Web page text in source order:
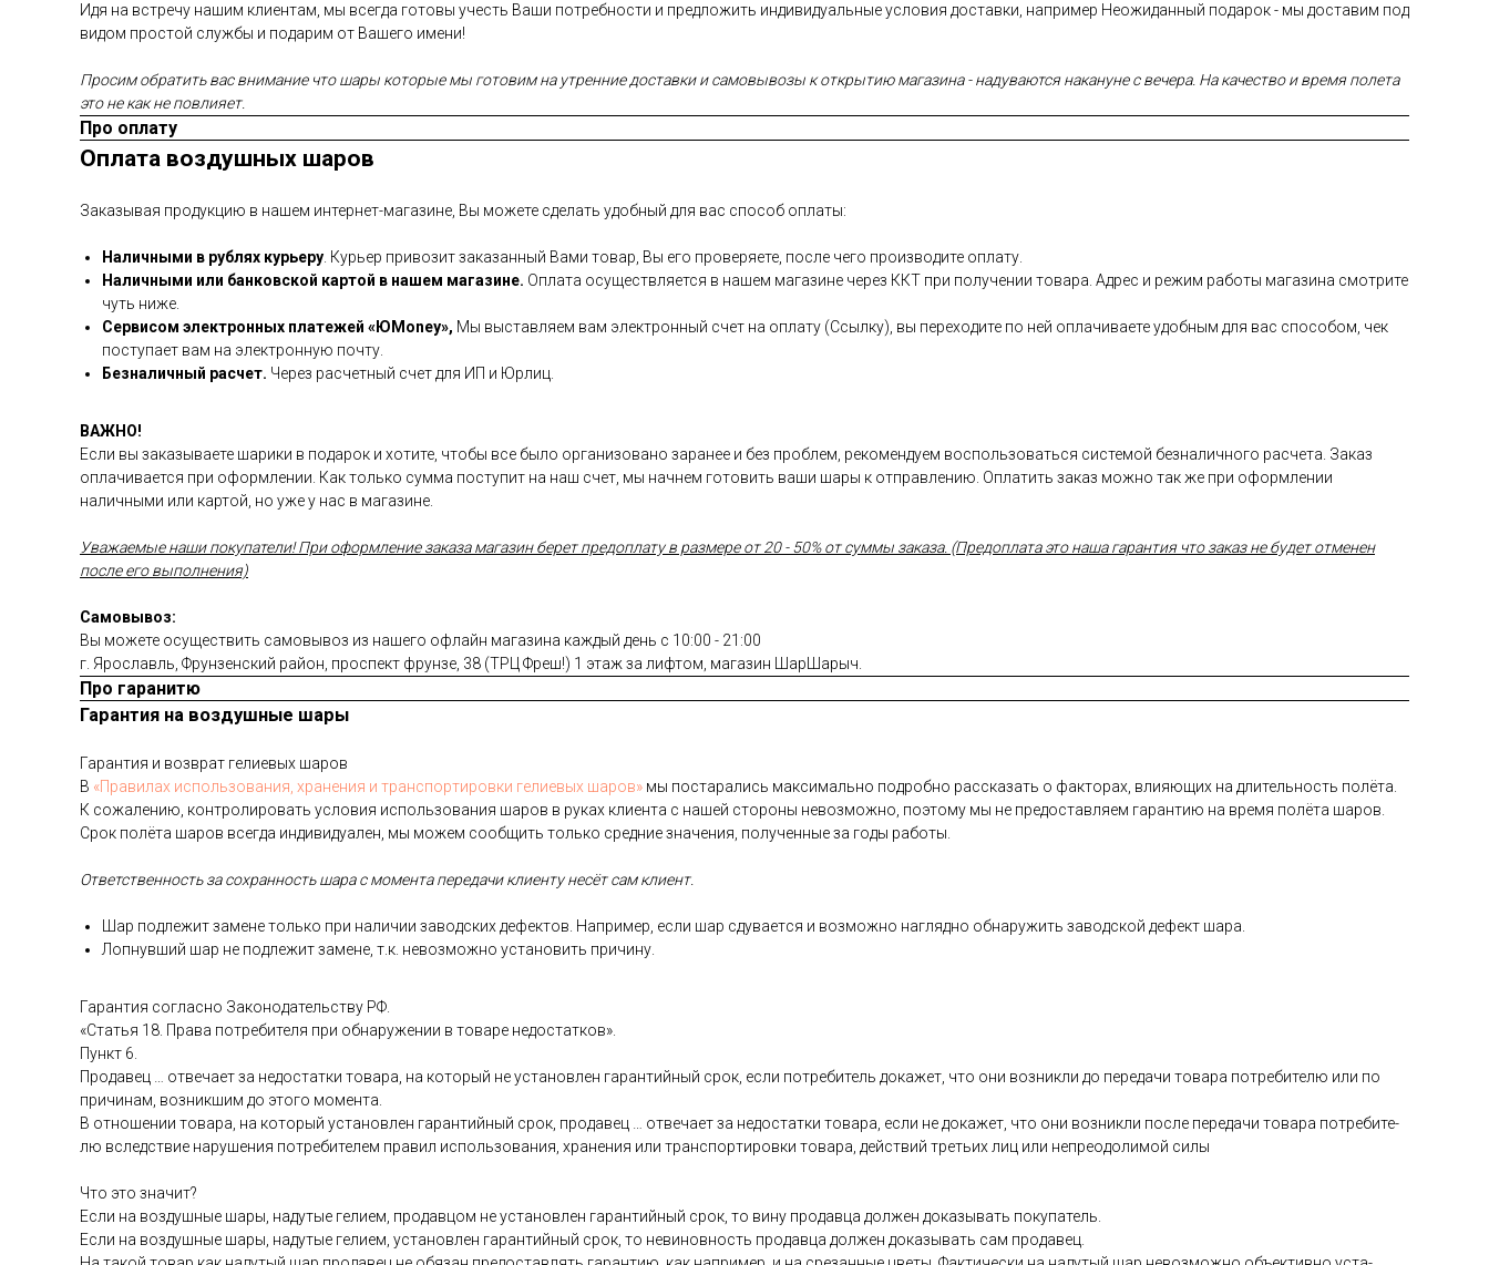
Идя на встречу нашим клиентам, мы всегда готовы учесть Ваши потребности и предложить индивидуальные условия доставки, например Неожиданный подарок - мы доставим под
видом простой службы и подарим от Вашего имени!
Просим обратить вас внимание что шары которые мы готовим на утренние доставки и самовывозы к открытию магазина - надуваются накануне с вечера. На качество и время полета
это не как не повлияет.
Про оплату
Оплата воздушных шаров
Заказывая продукцию в нашем интернет-магазине, Вы можете сделать удобный для вас способ оплаты:
Наличными в рублях курьеру . Курьер привозит заказанный Вами товар, Вы его проверяете, после чего производите оплату.
Наличными или банковской картой в нашем магазине. Оплата осуществляется в нашем магазине через ККТ при получении товара. Адрес и режим работы магазина смотрите
чуть ниже.
Сервисом электронных платежей «ЮMoney», Мы выставляем вам электронный счет на оплату (Ссылку), вы переходите по ней оплачиваете удобным для вас способом, чек
поступает вам на электронную почту.
Безналичный расчет. Через расчетный счет для ИП и Юрлиц.
ВАЖНО!
Если вы заказываете шарики в подарок и хотите, чтобы все было организовано заранее и без проблем, рекомендуем воспользоваться системой безналичного расчета. Заказ
оплачивается при оформлении. Как только сумма поступит на наш счет, мы начнем готовить ваши шары к отправлению. Оплатить заказ можно так же при оформлении
наличными или картой, но уже у нас в магазине.
Уважаемые наши покупатели! При оформление заказа магазин берет предоплату в размере от 20 - 50% от суммы заказа. (Предоплата это наша гарантия что заказ не будет отменен
после его выполнения)
Самовывоз:
Вы можете осуществить самовывоз из нашего офлайн магазина каждый день с 10:00 - 21:00
г. Ярославль, Фрунзенский район, проспект фрунзе, 38 (ТРЦ Фреш!) 1 этаж за лифтом, магазин ШарШарыч.
Про гаранитю
Гарантия на воздушные шары
Га­ран­тия и воз­врат ге­ли­евых ша­ров
В «Пра­ви­лах ис­поль­зо­ва­ния, хра­не­ния и тран­спор­ти­ров­ки ге­ли­евых ша­ров» мы пос­та­рались мак­си­маль­но под­робно рас­ска­зать о фак­то­рах, вли­яющих на дли­тель­ность по­лёта.
К со­жале­нию, кон­тро­лиро­вать ус­ло­вия ис­поль­зо­вания ша­ров в ру­ках кли­ен­та с на­шей сто­роны не­воз­можно, по­это­му мы не пре­дос­тавля­ем га­ран­тию на вре­мя по­лёта ша­ров.
Срок по­лёта ша­ров всег­да ин­ди­виду­ален, мы мо­жем со­об­щить толь­ко сред­ние зна­чения, по­лучен­ные за го­ды ра­боты.
От­ветс­твен­ность за сох­ранность ша­ра с мо­мен­та пе­реда­чи кли­ен­ту не­сёт сам кли­ент.
Шар под­ле­жит за­мене толь­ко при на­личии за­вод­ских де­фек­тов. Нап­ри­мер, ес­ли шар сду­ва­ет­ся и воз­можно наг­лядно об­на­ружить за­вод­ской де­фект ша­ра.
Лоп­нувший шар не под­ле­жит за­мене, т.к. не­воз­можно ус­та­новить при­чину.
Га­ран­тия сог­ласно За­коно­датель­ству РФ.
«Статья 18. Пра­ва пот­ре­бите­ля при об­на­руже­нии в то­варе не­дос­татков».
Пункт 6.
Про­давец … от­ве­ча­ет за не­дос­татки то­вара, на ко­торый не ус­та­нов­лен га­ран­тий­ный срок, ес­ли пот­ре­битель до­кажет, что они воз­никли до пе­реда­чи то­вара пот­ре­бите­лю или по
при­чинам, воз­никшим до это­го мо­мен­та.
В от­но­шении то­вара, на ко­торый ус­та­нов­лен га­ран­тий­ный срок, про­давец … от­ве­ча­ет за не­дос­татки то­вара, ес­ли не до­кажет, что они воз­никли пос­ле пе­реда­чи то­вара пот­ре­бите­
лю вследс­твие на­руше­ния пот­ре­бите­лем пра­вил ис­поль­зо­вания, хра­нения или тран­спор­ти­ров­ки то­вара, дей­ствий треть­их лиц или неп­ре­одо­лимой си­лы
Что это зна­чит?
Ес­ли на воз­душные ша­ры, на­дутые ге­ли­ем, про­дав­цом не ус­та­нов­лен га­ран­тий­ный срок, то ви­ну про­дав­ца дол­жен до­казы­вать по­купа­тель.
Ес­ли на воз­душные ша­ры, на­дутые ге­ли­ем, ус­та­нов­лен га­ран­тий­ный срок, то не­винов­ность про­дав­ца дол­жен до­казы­вать сам про­давец.